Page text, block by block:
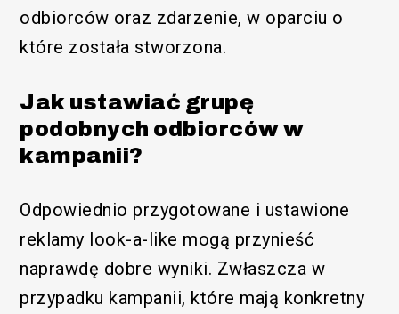
odbiorców oraz zdarzenie, w oparciu o
które została stworzona.
Jak ustawiać grupę
podobnych odbiorców w
kampanii?
Odpowiednio przygotowane i ustawione
reklamy look-a-like mogą przynieść
naprawdę dobre wyniki. Zwłaszcza w
przypadku kampanii, które mają konkretny